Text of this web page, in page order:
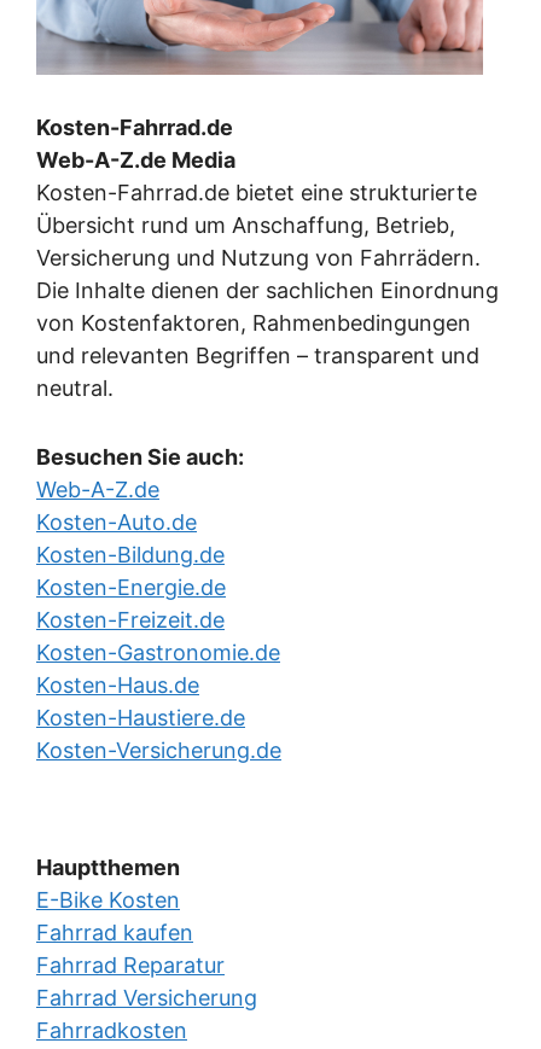
Kosten-Fahrrad.de
Web-A-Z.de Media
Kosten-Fahrrad.de bietet eine strukturierte
Übersicht rund um Anschaffung, Betrieb,
Versicherung und Nutzung von Fahrrädern.
Die Inhalte dienen der sachlichen Einordnung
von Kostenfaktoren, Rahmenbedingungen
und relevanten Begriffen – transparent und
neutral.
Besuchen Sie auch:
Web-A-Z.de
Kosten-Auto.de
Kosten-Bildung.de
Kosten-Energie.de
Kosten-Freizeit.de
Kosten-Gastronomie.de
Kosten-Haus.de
Kosten-Haustiere.de
Kosten-Versicherung.de
Hauptthemen
E-Bike Kosten
Fahrrad kaufen
Fahrrad Reparatur
Fahrrad Versicherung
Fahrradkosten